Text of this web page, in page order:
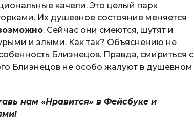
качели. Это целый парк
Их душевное состояние меняется
. Сейчас они смеются, шутят и
и злыми. Как так? Объяснению не
Близнецов. Правда, смириться с
Близнецов не особо жалуют в душевном
нам «Нравится» в Фейсбуке и